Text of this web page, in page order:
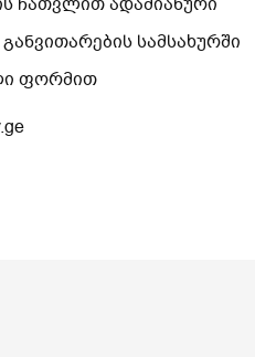
სამსახურში
ფორმით